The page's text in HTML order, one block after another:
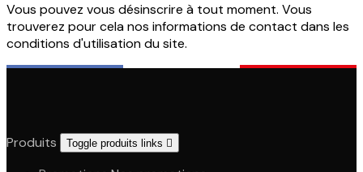
Vous pouvez vous désinscrire à tout moment. Vous
trouverez pour cela nos informations de contact dans les
conditions d'utilisation du site.
Produits Toggle produits links 